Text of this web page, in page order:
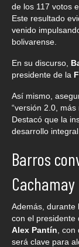
de los 117 votos
Este resultado
venido
bolivarense.
En su discurso,
presidente de la
Así mismo,
“versión 2.0,
Destacó que la
desarrollo
Barros
Cachamay
Además, durante
con el presidente
Alex Pantín ,
será clave para